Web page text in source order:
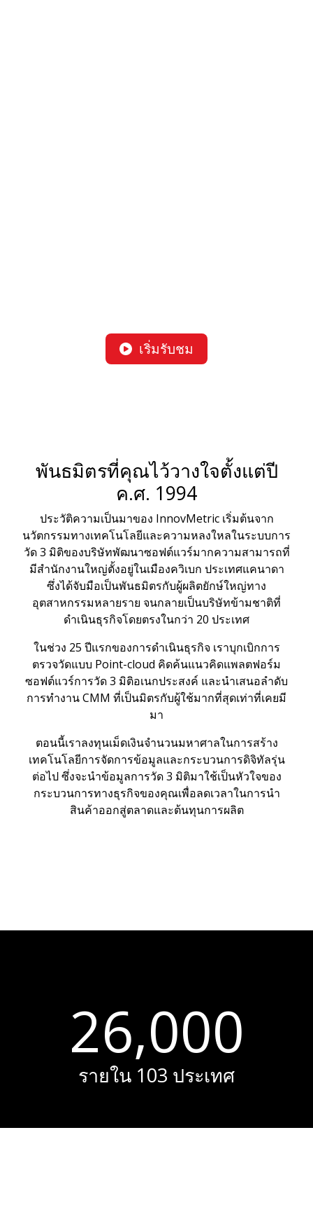
เริ่มรับชม
พันธมิตรที่คุณไว้วางใจตั้งแต่ปี
ค.ศ. 1994
ประวัติความเป็นมาของ InnovMetric เริ่มต้นจาก
นวัตกรรมทางเทคโนโลยีและความหลงใหลในระบบการ
วัด 3 มิติของบริษัทพัฒนาซอฟต์แวร์มากความสามารถที่
มีสำนักงานใหญ่ตั้งอยู่ในเมืองควิเบก ประเทศแคนาดา
ซึ่งได้จับมือเป็นพันธมิตรกับผู้ผลิตยักษ์ใหญ่ทาง
อุตสาหกรรมหลายราย จนกลายเป็นบริษัทข้ามชาติที่
ดำเนินธุรกิจโดยตรงในกว่า 20 ประเทศ
ในช่วง 25 ปีแรกของการดำเนินธุรกิจ เราบุกเบิกการ
ตรวจวัดแบบ Point-cloud คิดค้นแนวคิดแพลตฟอร์ม
ซอฟต์แวร์การวัด 3 มิติอเนกประสงค์ และนำเสนอลำดับ
การทำงาน CMM ที่เป็นมิตรกับผู้ใช้มากที่สุดเท่าที่เคยมี
มา
ตอนนี้เราลงทุนเม็ดเงินจำนวนมหาศาลในการสร้าง
เทคโนโลยีการจัดการข้อมูลและกระบวนการดิจิทัลรุ่น
ต่อไป ซึ่งจะนำข้อมูลการวัด 3 มิติมาใช้เป็นหัวใจของ
กระบวนการทางธุรกิจของคุณเพื่อลดเวลาในการนำ
สินค้าออกสู่ตลาดและต้นทุนการผลิต
26,000
รายใน 103 ประเทศ